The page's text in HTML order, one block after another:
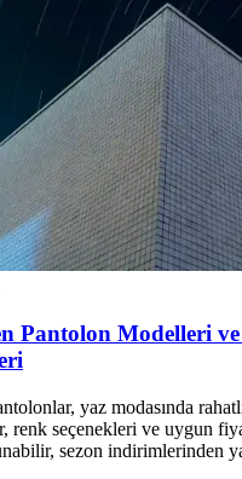
Pantolon Modelleri
yaz modasında
renk seçenekleri ve uygun
sezon indirimlerinden